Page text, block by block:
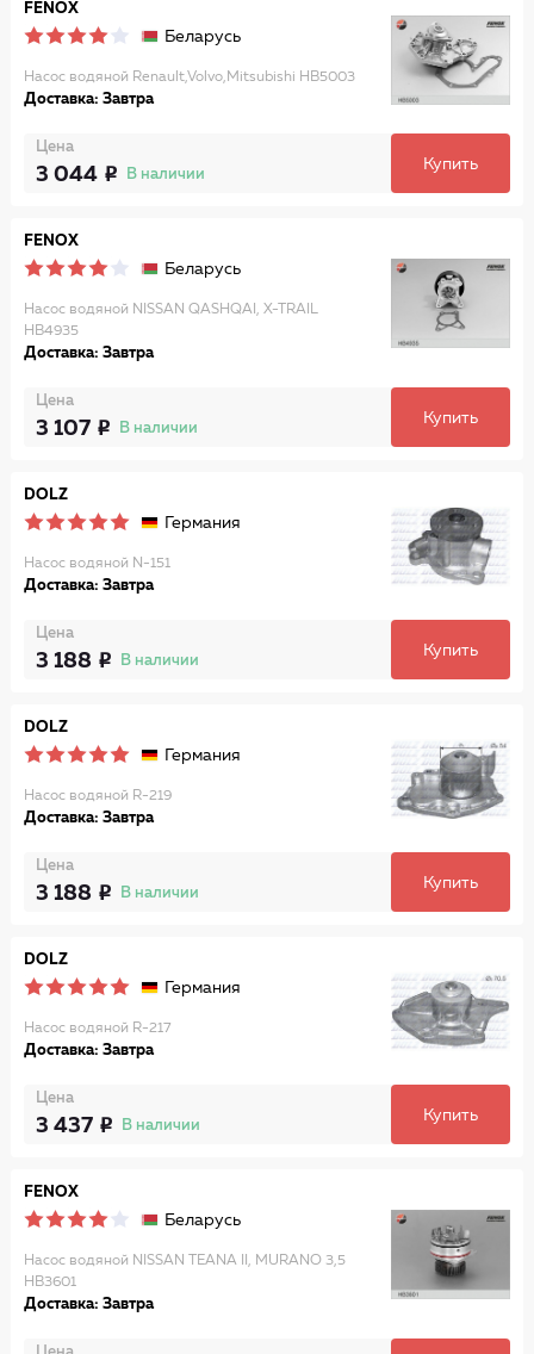
FENOX
Беларусь
Насос водяной Renault,Volvo,Mitsubishi HB5003
Доставка: Завтра
Цена
3 044 В наличии
Купить
FENOX
Беларусь
Насос водяной NISSAN QASHQAI, X-TRAIL
HB4935
Доставка: Завтра
Цена
3 107 В наличии
Купить
DOLZ
Германия
Насос водяной N-151
Доставка: Завтра
Цена
3 188 В наличии
Купить
DOLZ
Германия
Насос водяной R-219
Доставка: Завтра
Цена
3 188 В наличии
Купить
DOLZ
Германия
Насос водяной R-217
Доставка: Завтра
Цена
3 437 В наличии
Купить
FENOX
Беларусь
Насос водяной NISSAN TEANA II, MURANO 3,5
HB3601
Доставка: Завтра